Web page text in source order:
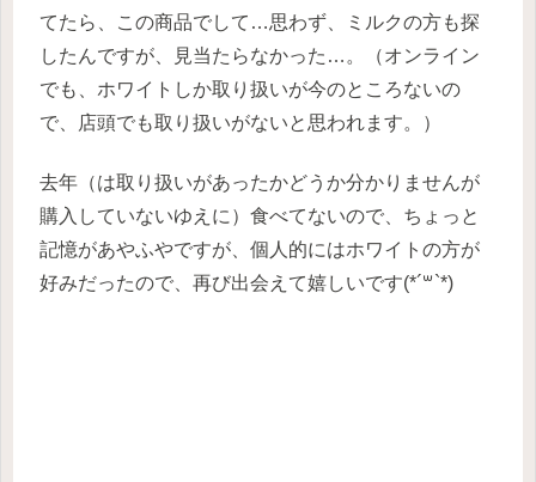
てたら、この商品でして…思わず、ミルクの方も探
したんですが、見当たらなかった…。（オンライン
でも、ホワイトしか取り扱いが今のところないの
で、店頭でも取り扱いがないと思われます。）
去年（は取り扱いがあったかどうか分かりませんが
購入していないゆえに）食べてないので、ちょっと
記憶があやふやですが、個人的にはホワイトの方が
好みだったので、再び出会えて嬉しいです(*´꒳`*)